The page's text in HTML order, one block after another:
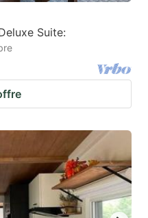
Suite: